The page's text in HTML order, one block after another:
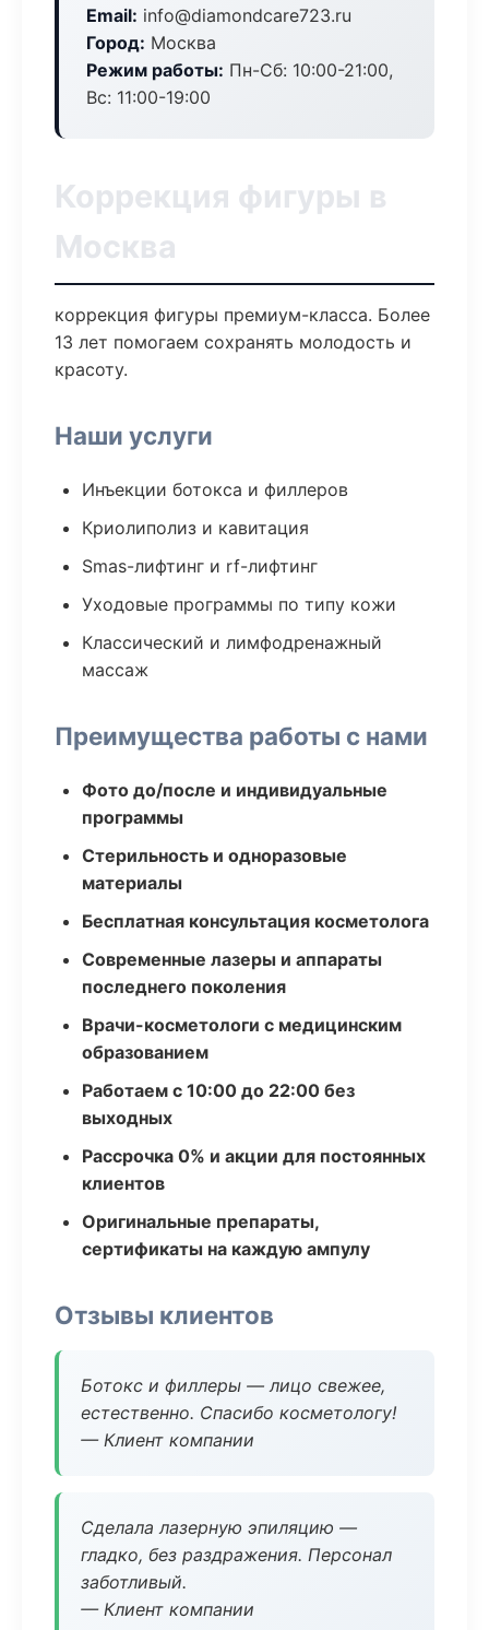
Email: info@diamondcare723.ru
Город: Москва
Режим работы: Пн-Сб: 10:00-21:00,
Вс: 11:00-19:00
Коррекция фигуры в
Москва
коррекция фигуры премиум-класса. Более
13 лет помогаем сохранять молодость и
красоту.
Наши услуги
Инъекции ботокса и филлеров
Криолиполиз и кавитация
Smas-лифтинг и rf-лифтинг
Уходовые программы по типу кожи
Классический и лимфодренажный
массаж
Преимущества работы с нами
Фото до/после и индивидуальные
программы
Стерильность и одноразовые
материалы
Бесплатная консультация косметолога
Современные лазеры и аппараты
последнего поколения
Врачи-косметологи с медицинским
образованием
Работаем с 10:00 до 22:00 без
выходных
Рассрочка 0% и акции для постоянных
клиентов
Оригинальные препараты,
сертификаты на каждую ампулу
Отзывы клиентов
Ботокс и филлеры — лицо свежее,
естественно. Спасибо косметологу!
— Клиент компании
Сделала лазерную эпиляцию —
гладко, без раздражения. Персонал
заботливый.
— Клиент компании